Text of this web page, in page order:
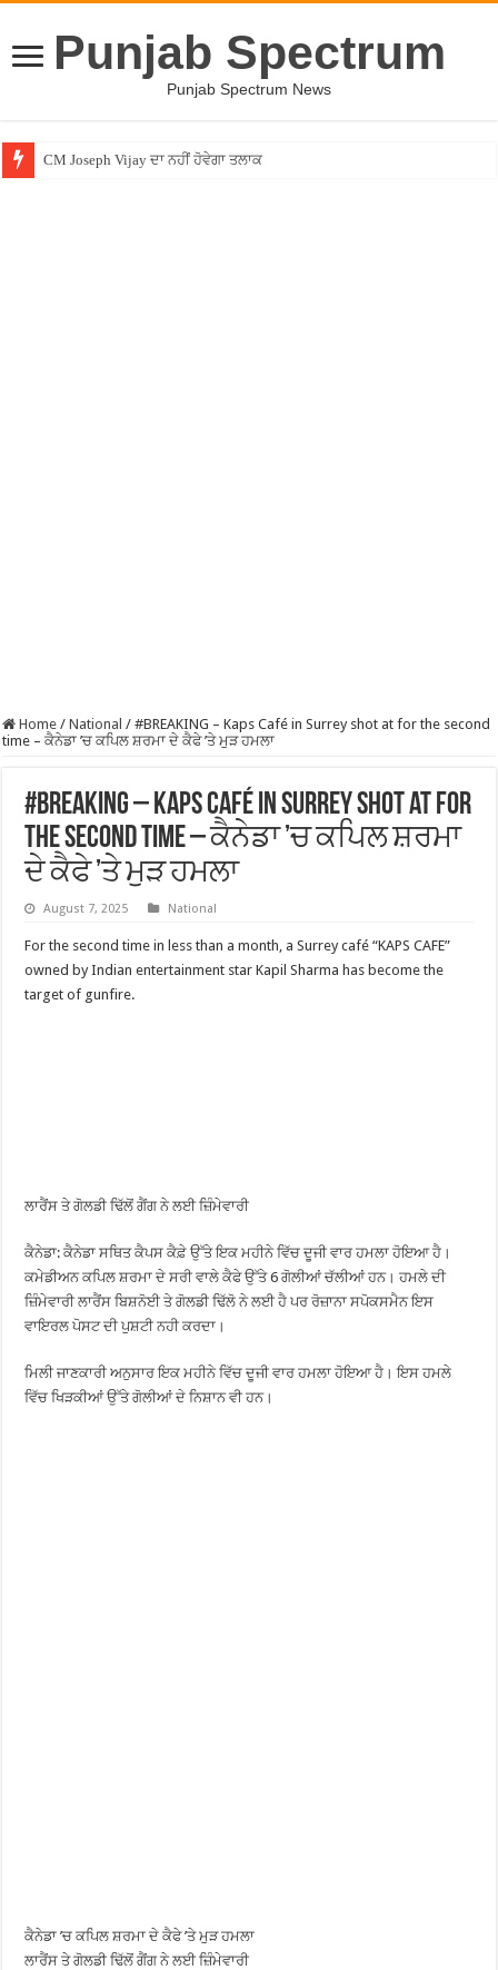
Punjab Spectrum
Punjab Spectrum News
CM Joseph Vijay ਦਾ ਨਹੀਂ ਹੋਵੇਗਾ ਤਲਾਕ
Home / National / #BREAKING – Kaps Café in Surrey shot at for the second
time – ਕੈਨੇਡਾ ’ਚ ਕਪਿਲ ਸ਼ਰਮਾ ਦੇ ਕੈਫੇ ’ਤੇ ਮੁੜ ਹਮਲਾ
#BREAKING – Kaps Café in Surrey shot at for
the second time – ਕੈਨੇਡਾ ’ਚ ਕਪਿਲ ਸ਼ਰਮਾ
ਦੇ ਕੈਫੇ ’ਤੇ ਮੁੜ ਹਮਲਾ
August 7, 2025 National
For the second time in less than a month, a Surrey café “KAPS CAFE”
owned by Indian entertainment star Kapil Sharma has become the
target of gunfire.
ਲਾਰੈਂਸ ਤੇ ਗੋਲਡੀ ਢਿੱਲੋਂ ਗੈਂਗ ਨੇ ਲਈ ਜ਼ਿੰਮੇਵਾਰੀ
ਕੈਨੇਡਾ: ਕੈਨੇਡਾ ਸਥਿਤ ਕੈਪਸ ਕੈਫ਼ੇ ਉੱਤੇ ਇਕ ਮਹੀਨੇ ਵਿੱਚ ਦੂਜੀ ਵਾਰ ਹਮਲਾ ਹੋਇਆ ਹੈ।
ਕਮੇਡੀਅਨ ਕਪਿਲ ਸ਼ਰਮਾ ਦੇ ਸਰੀ ਵਾਲੇ ਕੈਫੇ ਉੱਤੇ 6 ਗੋਲੀਆਂ ਚੱਲੀਆਂ ਹਨ। ਹਮਲੇ ਦੀ
ਜ਼ਿੰਮੇਵਾਰੀ ਲਾਰੈਂਸ ਬਿਸ਼ਨੋਈ ਤੇ ਗੋਲਡੀ ਢਿੱਲੋ ਨੇ ਲਈ ਹੈ ਪਰ ਰੋਜ਼ਾਨਾ ਸਪੋਕਸਮੈਨ ਇਸ
ਵਾਇਰਲ ਪੋਸਟ ਦੀ ਪੁਸ਼ਟੀ ਨਹੀ ਕਰਦਾ।
ਮਿਲੀ ਜਾਣਕਾਰੀ ਅਨੁਸਾਰ ਇਕ ਮਹੀਨੇ ਵਿੱਚ ਦੂਜੀ ਵਾਰ ਹਮਲਾ ਹੋਇਆ ਹੈ। ਇਸ ਹਮਲੇ
ਵਿੱਚ ਖਿੜਕੀਆਂ ਉੱਤੇ ਗੋਲੀਆਂ ਦੇ ਨਿਸ਼ਾਨ ਵੀ ਹਨ।
ਕੈਨੇਡਾ ’ਚ ਕਪਿਲ ਸ਼ਰਮਾ ਦੇ ਕੈਫੇ ’ਤੇ ਮੁੜ ਹਮਲਾ
ਲਾਰੈਂਸ ਤੇ ਗੋਲਡੀ ਢਿੱਲੋਂ ਗੈਂਗ ਨੇ ਲਈ ਜ਼ਿੰਮੇਵਾਰੀ